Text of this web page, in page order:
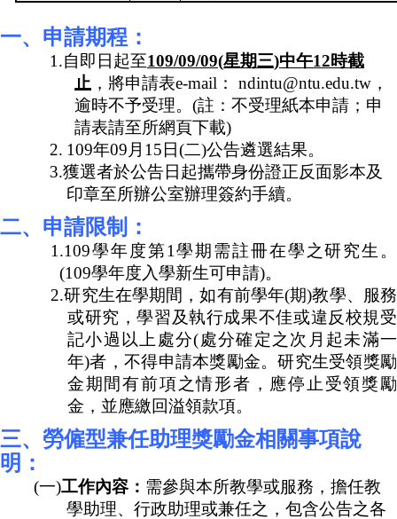
研
究
一、申請期程：
1.自即日起至109/09/09(星期三)中午12時截
止 ，將申請表e-mail ： ndintu@ntu.edu.tw ，
逾時不予受理。 (註：不受理紙本申請；申
請表請至所網頁下載)
2. 109年09 月 15日(二)公告遴選結果。
3.獲選者於公告日起攜帶身份證正反面影本及
印章至所辦公室辦理簽約手續。
二、申請限制：
1.109學年度第1 學期需註冊在學之研究生。
(109學年度入學新生可申請)。
2.研究生在學期間，如有前學年(期)教學、服務
或研究，學習及執行成果不佳或違反校規受
記小過以上處分(處分確定之次月起未滿一
年)者，不得申請本獎勵金。研究生受領獎勵
金期間有前項之情形者，應停止受領獎勵
金，並應繳回溢領款項。
三、勞僱型兼任助理獎勵金相關事項說
明：
(一)工作內容： 需參與本所教學或服務，擔任教
學助理、行政助理或兼任之，包含公告之各